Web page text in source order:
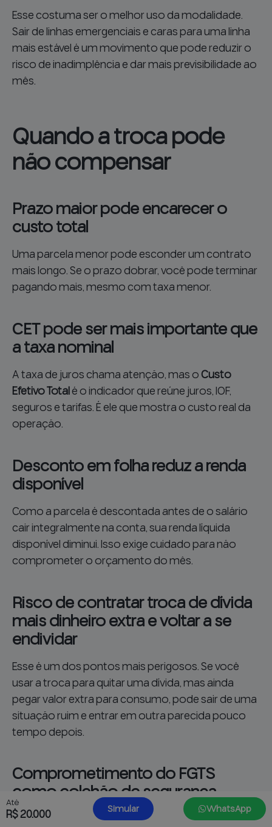
Esse costuma ser o melhor uso da modalidade.
Sair de linhas emergenciais e caras para uma linha
mais estável é um movimento que pode reduzir o
risco de inadimplência e dar mais previsibilidade ao
mês.
Quando a troca pode
não compensar
Prazo maior pode encarecer o
custo total
Uma parcela menor pode esconder um contrato
mais longo. Se o prazo dobrar, você pode terminar
pagando mais, mesmo com taxa menor.
CET pode ser mais importante que
a taxa nominal
A taxa de juros chama atenção, mas o Custo
Efetivo Totalé o indicador que reúne juros, IOF,
seguros e tarifas. É ele que mostra o custo real da
operação.
Desconto em folha reduz a renda
disponível
Como a parcela é descontada antes de o salário
cair integralmente na conta, sua renda líquida
disponível diminui. Isso exige cuidado para não
comprometer o orçamento do mês.
Risco de contratar troca de dívida
mais dinheiro extra e voltar a se
endividar
Esse é um dos pontos mais perigosos. Se você
usar a troca para quitar uma dívida, mas ainda
pegar valor extra para consumo, pode sair de uma
situação ruim e entrar em outra parecida pouco
tempo depois.
Comprometimento do FGTS
como colchão de segurança
A regra prevê uso de garantias em caso de
Até
R$ 20.000 Simular WhatsApp